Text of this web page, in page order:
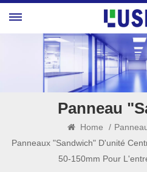
Panneau
Home /
Panneaux "sandwich" D'unité
50-150mm Pour